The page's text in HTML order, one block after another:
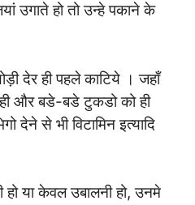
उगाते हो तो उन्हे पकाने के
देर ही पहले काटिये । जहाँ
और बडे-बडे टुकडो को ही
देने से भी विटामिन इत्यादि
हो या केवल उबालनी हो, उनमे